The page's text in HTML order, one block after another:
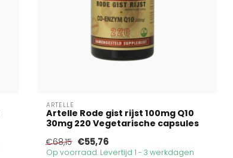
ARTELLE
Artelle Rode gist rijst 100mg Q10
30mg 220 Vegetarische capsules
€68,15 €55,76
Op voorraad. Levertijd 1 - 3 werkdagen